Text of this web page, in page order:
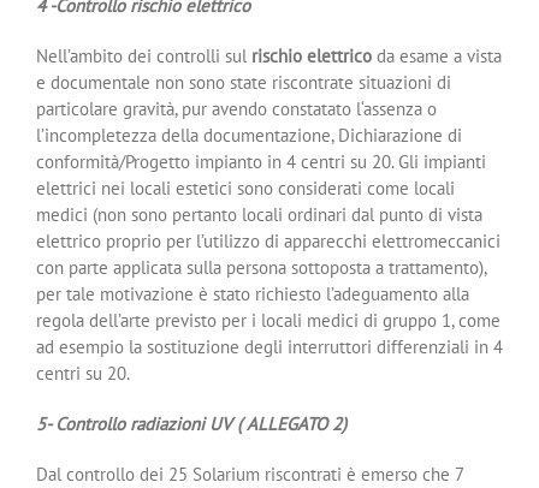
4 -Controllo rischio elettrico
Nell’ambito dei controlli sul rischio elettrico da esame a vista
e documentale non sono state riscontrate situazioni di
particolare gravità, pur avendo constatato l‘assenza o
l’incompletezza della documentazione, Dichiarazione di
conformità/Progetto impianto in 4 centri su 20. Gli impianti
elettrici nei locali estetici sono considerati come locali
medici (non sono pertanto locali ordinari dal punto di vista
elettrico proprio per l’utilizzo di apparecchi elettromeccanici
con parte applicata sulla persona sottoposta a trattamento),
per tale motivazione è stato richiesto l’adeguamento alla
regola dell’arte previsto per i locali medici di gruppo 1, come
ad esempio la sostituzione degli interruttori differenziali in 4
centri su 20.
5- Controllo radiazioni UV ( ALLEGATO 2)
Dal controllo dei 25 Solarium riscontrati è emerso che 7